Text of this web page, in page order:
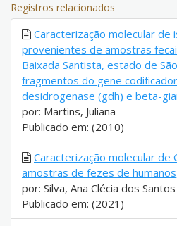
Registros relacionados
Caracterização molecular de
provenientes de amostras
Baixada Santista, estado de
fragmentos do gene
desidrogenase (gdh) e beta-
por: Martins, Juliana
Publicado em: (2010)
Caracterização molecular de
amostras de fezes de
por: Silva, Ana Clécia dos Santos
Publicado em: (2021)